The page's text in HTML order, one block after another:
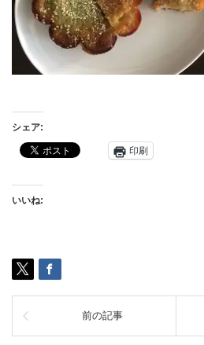
シェア:
印刷
いいね:
前の記事